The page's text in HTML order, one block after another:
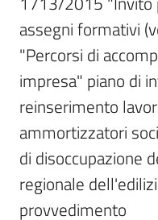
Piani
Programmi
Progetti
Fondo
sociale
assegni formativi
"Percorsi di
impresa" piano di
reinserimento
ammortizzatori
di disoccupazione
regionale